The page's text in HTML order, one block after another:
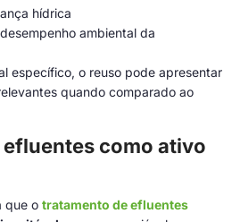
hídrica
ambiental da
específico, o reuso pode apresentar
quando comparado ao
como ativo
que o tratamento de efluentes